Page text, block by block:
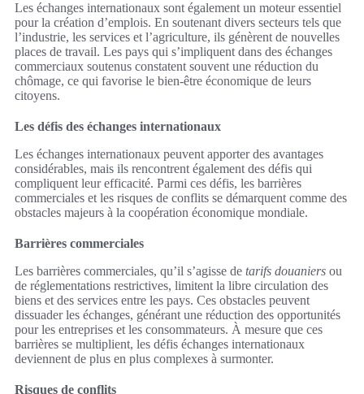
Les échanges internationaux sont également un moteur essentiel
pour la création d’emplois. En soutenant divers secteurs tels que
l’industrie, les services et l’agriculture, ils génèrent de nouvelles
places de travail. Les pays qui s’impliquent dans des échanges
commerciaux soutenus constatent souvent une réduction du
chômage, ce qui favorise le bien-être économique de leurs
citoyens.
Les défis des échanges internationaux
Les échanges internationaux peuvent apporter des avantages
considérables, mais ils rencontrent également des défis qui
compliquent leur efficacité. Parmi ces défis, les barrières
commerciales et les risques de conflits se démarquent comme des
obstacles majeurs à la coopération économique mondiale.
Barrières commerciales
Les barrières commerciales, qu’il s’agisse de tarifs douaniers ou
de réglementations restrictives, limitent la libre circulation des
biens et des services entre les pays. Ces obstacles peuvent
dissuader les échanges, générant une réduction des opportunités
pour les entreprises et les consommateurs. À mesure que ces
barrières se multiplient, les défis échanges internationaux
deviennent de plus en plus complexes à surmonter.
Risques de conflits